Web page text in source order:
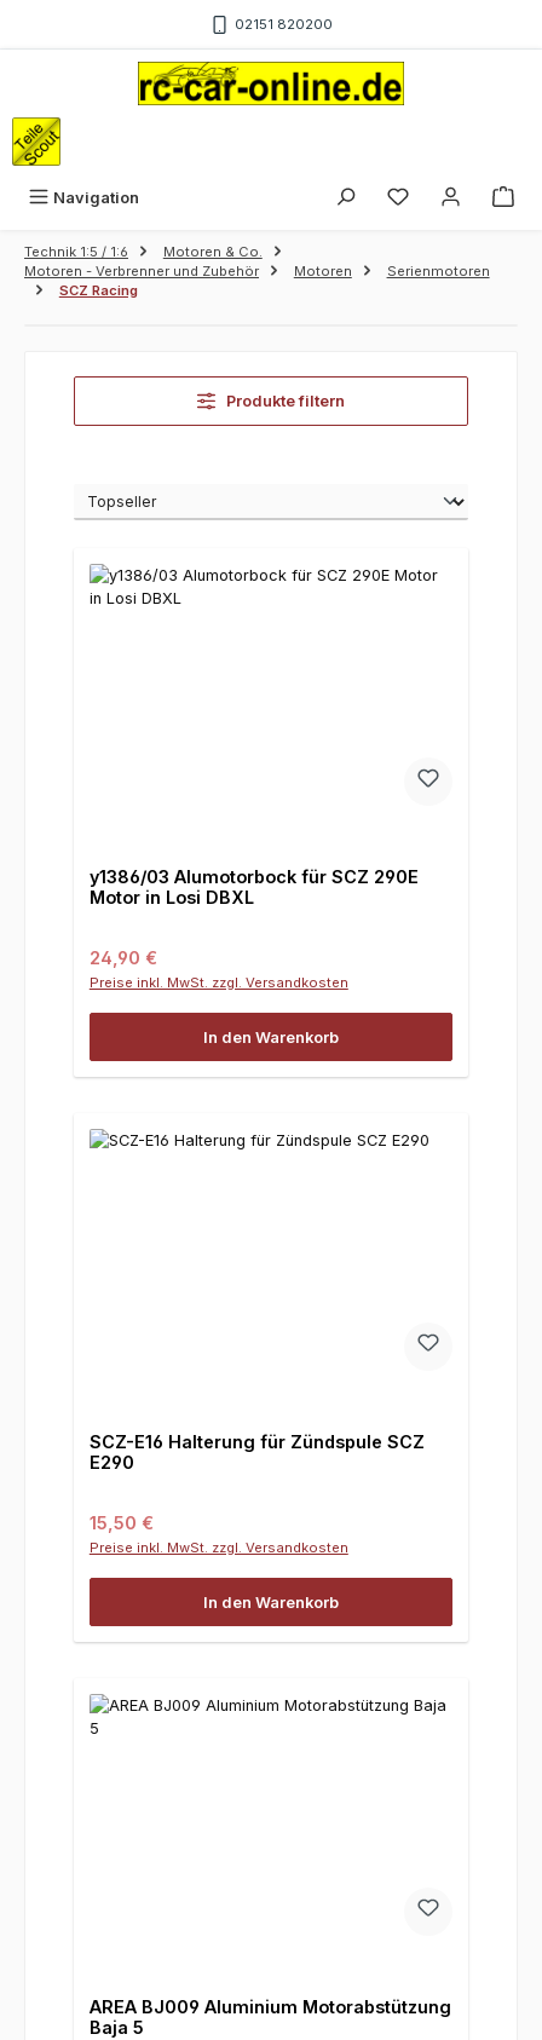
02151 820200
Navigation
Technik 1:5 / 1:6
Motoren & Co.
Motoren - Verbrenner und Zubehör
Motoren
Serienmotoren
SCZ Racing
Produkte filtern
y1386/03 Alumotorbock für SCZ 290E
Motor in Losi DBXL
Regulärer Preis:
24,90 €
Preise inkl. MwSt. zzgl. Versandkosten
In den Warenkorb
SCZ-E16 Halterung für Zündspule SCZ
E290
Regulärer Preis:
15,50 €
Preise inkl. MwSt. zzgl. Versandkosten
In den Warenkorb
AREA BJ009 Aluminium Motorabstützung
Baja 5